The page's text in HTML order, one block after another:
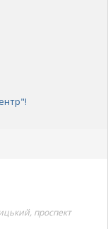
проспект